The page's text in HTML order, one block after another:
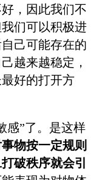
，因此我们不
们可以积极进
己可能存在的
越来越稳定，
好的打开方
感”了。是这样
物按一定规则
破秩序就会引